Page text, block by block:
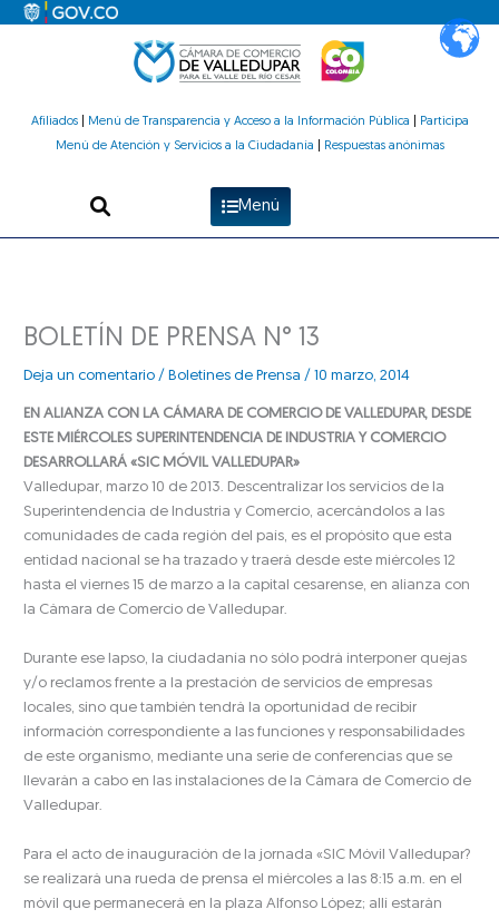
Afiliados| Menú de Transparencia y Acceso a la Información Pública
Participa
Menú de Atención y Servicios a la Ciudadanía
Respuestas anónimas
Menú
BOLETÍN DE PRENSA N° 13
Deja un comentario / Boletines de Prensa /10 marzo, 2014
EN ALIANZA CON LA CÁMARA DE COMERCIO DE VALLEDUPAR, DESDE
ESTE MIÉRCOLES SUPERINTENDENCIA DE INDUSTRIA Y COMERCIO
DESARROLLARÁ «SIC MÓVIL VALLEDUPAR»
Valledupar, marzo 10 de 2013. Descentralizar los servicios de la
Superintendencia de Industria y Comercio, acercándolos a las
comunidades de cada región del país, es el propósito que esta
entidad nacional se ha trazado y traerá desde este miércoles 12
hasta el viernes 15 de marzo a la capital cesarense, en alianza con
la Cámara de Comercio de Valledupar.
Durante ese lapso, la ciudadanía no sólo podrá interponer quejas
y/o reclamos frente a la prestación de servicios de empresas
locales, sino que también tendrá la oportunidad de recibir
información correspondiente a las funciones y responsabilidades
de este organismo, mediante una serie de conferencias que se
llevarán a cabo en las instalaciones de la Cámara de Comercio de
Valledupar.
Para el acto de inauguración de la jornada «SIC Móvil Valledupar?
se realizará una rueda de prensa el miércoles a las 8:15 a.m. en el
móvil que permanecerá en la plaza Alfonso López; allí estarán